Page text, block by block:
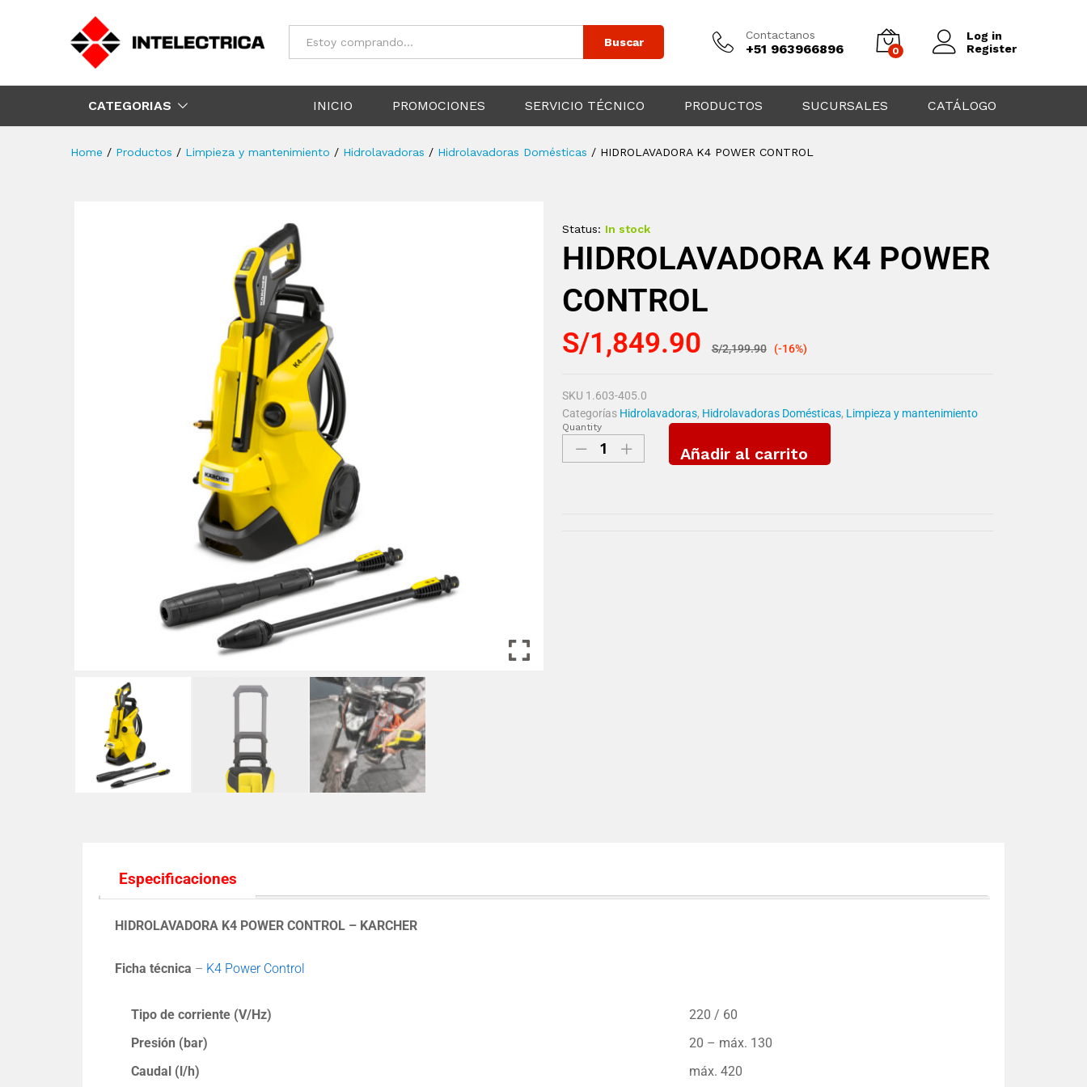
Todos Buscar
Contactanos
+51 963966896 0
Log in
Register
CATEGORIAS INICIO PROMOCIONES SERVICIO TÉCNICO PRODUCTOS SUCURSALES CATÁLOGO
Home / Productos / Limpieza y mantenimiento / Hidrolavadoras / Hidrolavadoras Domésticas / HIDROLAVADORA K4 POWER CONTROL
Status: In stock
HIDROLAVADORA K4 POWER
CONTROL
S/1,849.90 S/2,199.90 (-16%)
SKU 1.603-405.0
Categorías Hidrolavadoras, Hidrolavadoras Domésticas, Limpieza y mantenimiento
Quantity
Añadir al carrito
Especificaciones
HIDROLAVADORA K4 POWER CONTROL – KARCHER
Ficha técnica – K4 Power Control
Tipo de corriente (V/Hz)
220 / 60
Presión (bar)
20 – máx. 130
Caudal (l/h)
máx. 420